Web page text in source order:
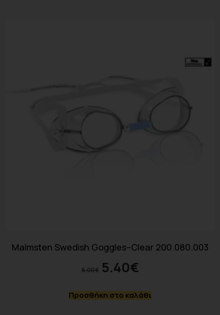
Malmsten Swedish Goggles–Clear 200.080.003
6.00€ 5.40€
Προσθήκη στο καλάθι